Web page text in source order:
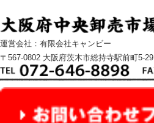
運営会社：有限会社キャンビー
〒567-0802 大阪府茨木市総持寺駅前町5-29